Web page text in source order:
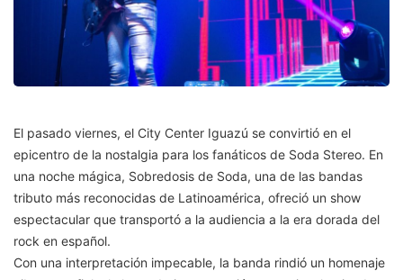
El pasado viernes, el City Center Iguazú se convirtió en el
epicentro de la nostalgia para los fanáticos de Soda Stereo. En
una noche mágica, Sobredosis de Soda, una de las bandas
tributo más reconocidas de Latinoamérica, ofreció un show
espectacular que transportó a la audiencia a la era dorada del
rock en español.
Con una interpretación impecable, la banda rindió un homenaje